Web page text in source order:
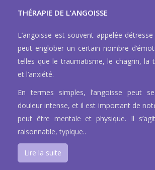
THÉRAPIE DE L’ANGOISSE
L’angoisse est souvent appelée
peut englober un certain nombre
telles que le traumatisme, le chagrin, la
et l’anxiété.
En termes simples, l’angoisse peut
douleur intense, et il est important de
peut être mentale et physique. Il
raisonnable, typique..
Lire la suite